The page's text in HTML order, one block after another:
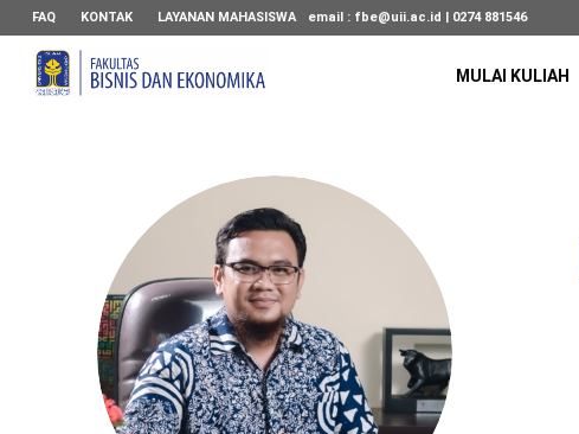
FAQ KONTAK LAYANAN MAHASISWA email : fbe@uii.ac.id | 0274 881546
MULAI KULIAH